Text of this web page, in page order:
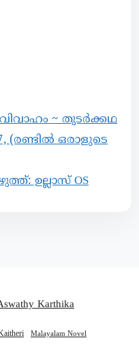
~ തുടർക്കഥ
(രണ്ടിൽ ഒരാളുടെ
ഉല്ലാസ് OS
Karthika
Malayalam Novel